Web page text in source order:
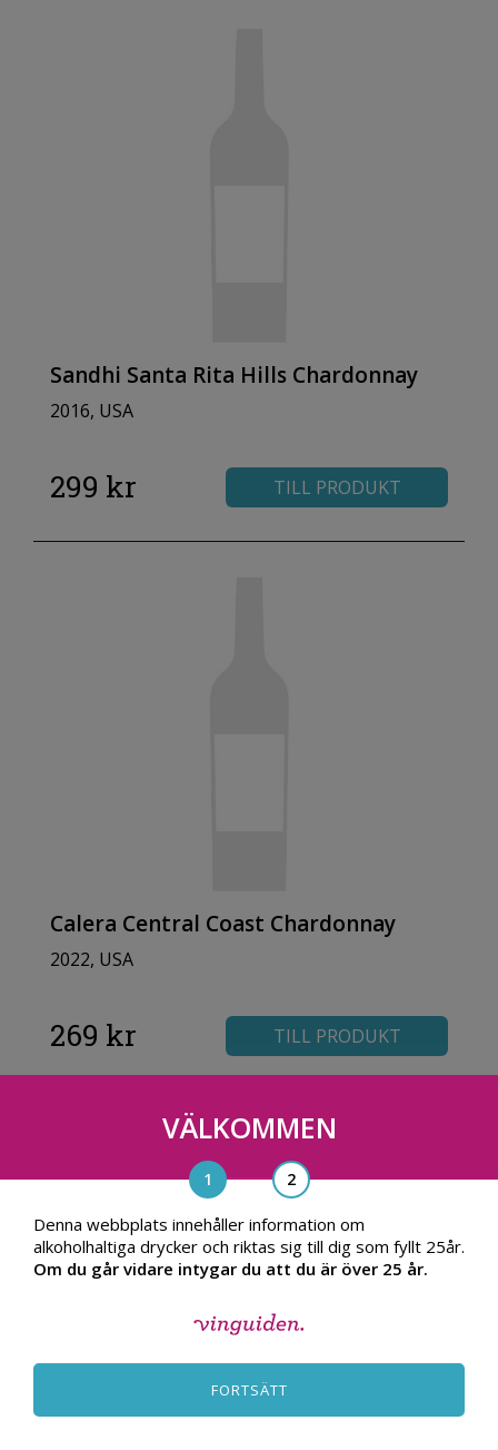
Sandhi Santa Rita Hills Chardonnay
2016, USA
299 kr TILL PRODUKT
Calera Central Coast Chardonnay
2022, USA
269 kr TILL PRODUKT
VÄLKOMMEN
Denna webbplats innehåller information om
alkoholhaltiga drycker och riktas sig till dig som fyllt 25år.
Om du går vidare intygar du att du är över 25 år.
FORTSÄTT